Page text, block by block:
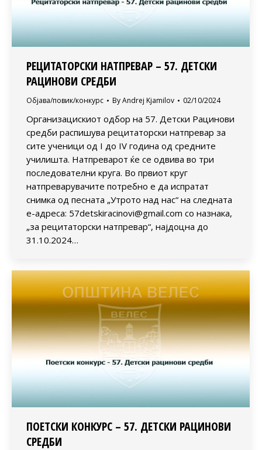
РЕЦИТАТОРСКИ НАТПРЕВАР – 57. ДЕТСКИ
РАЦИНОВИ СРЕДБИ
Објава/повик/конкурс ByAndrej Kjamilov 02/10/2024
Организацискиот одбор на 57. Детски Рацинови
средби распишува рецитаторски натпревар за
сите ученици од I до IV година од средните
училишта. Натпреварот ќе се одвива во три
последователни круга. Во првиот круг
натпреварувачите потребно е да испратат
снимка од песната „Утрото над нас“ на следната
е-адреса: 57detskiracinovi@gmail.com со назнака,
„за рецитаторски натпревар“, најдоцна до
31.10.2024…
ПОЕТСКИ КОНКУРС – 57. ДЕТСКИ РАЦИНОВИ
СРЕДБИ